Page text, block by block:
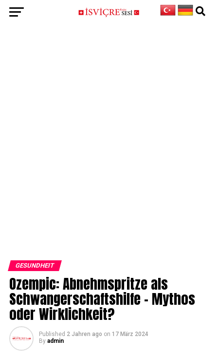
GESUNDHEIT
Ozempic: Abnehmspritze als
Schwangerschaftshilfe – Mythos
oder Wirklichkeit?
Published 2 Jahren ago on 17 März 2024
By admin